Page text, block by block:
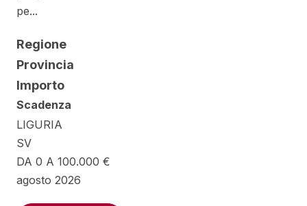
pe...
Regione
Provincia
Importo
Scadenza
LIGURIA
SV
DA 0 A 100.000 €
agosto 2026